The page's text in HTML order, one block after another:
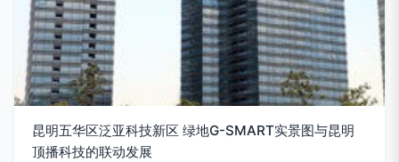
昆明五华区泛亚科技新区 绿地G-SMART实景图与昆明
顶播科技的联动发展